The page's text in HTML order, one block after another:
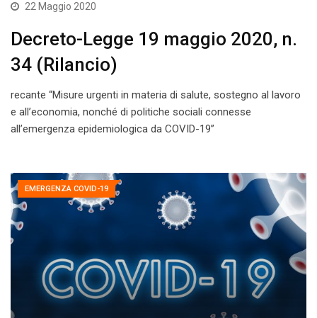
22 Maggio 2020
Decreto-Legge 19 maggio 2020, n.
34 (Rilancio)
recante “Misure urgenti in materia di salute, sostegno al lavoro
e all’economia, nonché di politiche sociali connesse
all’emergenza epidemiologica da COVID-19”
EMERGENZA COVID-19